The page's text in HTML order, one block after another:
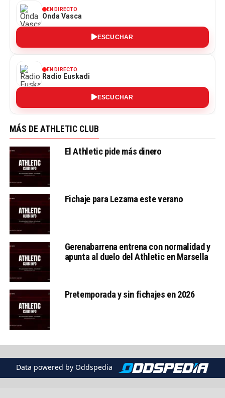
EN DIRECTO
Onda Vasca
ESCUCHAR
EN DIRECTO
Radio Euskadi
ESCUCHAR
MÁS DE ATHLETIC CLUB
El Athletic pide más dinero
Fichaje para Lezama este verano
Gerenabarrena entrena con normalidad y
apunta al duelo del Athletic en Marsella
Pretemporada y sin fichajes en 2026
Data powered by Oddspedia